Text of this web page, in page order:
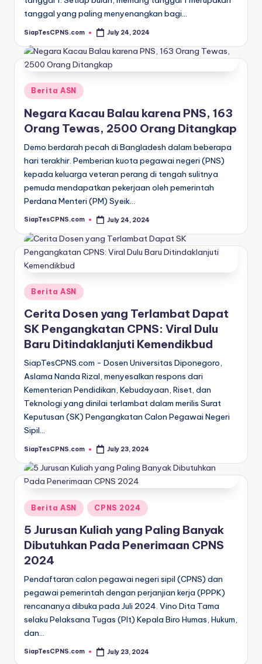
tanggal yang paling menyenangkan bagi…
Posted
SiapTesCPNS.com July 24, 2024
Posted
Berita ASN
Negara Kacau Balau karena PNS, 163
Orang Tewas, 2500 Orang Ditangkap
Demo berdarah pecah di Bangladesh dalam beberapa
hari terakhir. Pemberian kuota pegawai negeri (PNS)
kepada keluarga veteran perang di tengah sulitnya
pemuda mendapatkan pekerjaan oleh pemerintah
Perdana Menteri (PM) Syeik…
Posted
SiapTesCPNS.com July 24, 2024
Posted
in
Berita ASN
Cerita Dosen yang Terlambat Dapat
SK Pengangkatan CPNS: Viral Dulu
Baru Ditindaklanjuti Kemendikbud
SiapTesCPNS.com - Dosen Universitas Diponegoro,
Aslama Nanda Rizal, menyesalkan respons dari
Kementerian Pendidikan, Kebudayaan, Riset, dan
Teknologi yang dinilai terlambat dalam merilis Surat
Keputusan (SK) Pengangkatan Calon Pegawai Negeri
Sipil…
Posted
SiapTesCPNS.com July 23, 2024
Posted
in
Berita ASN CPNS 2024
5 Jurusan Kuliah yang Paling Banyak
Dibutuhkan Pada Penerimaan CPNS
2024
Pendaftaran calon pegawai negeri sipil (CPNS) dan
pegawai pemerintah dengan perjanjian kerja (PPPK)
rencananya dibuka pada Juli 2024. Vino Dita Tama
selaku Pelaksana Tugas (Plt) Kepala Biro Humas, Hukum,
dan…
Posted
SiapTesCPNS.com July 23, 2024